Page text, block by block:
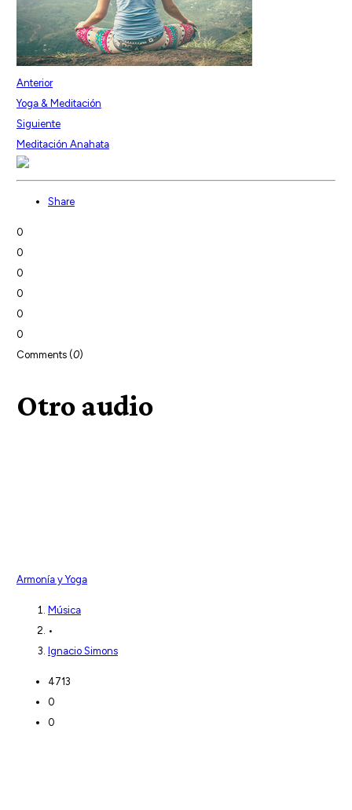
Anterior
Yoga & Meditación
Siguiente
Meditación Anahata
Share
0
0
0
0
0
0
Comments (0)
Otro audio
Armonía y Yoga
Música
•
Ignacio Simons
4713
0
0